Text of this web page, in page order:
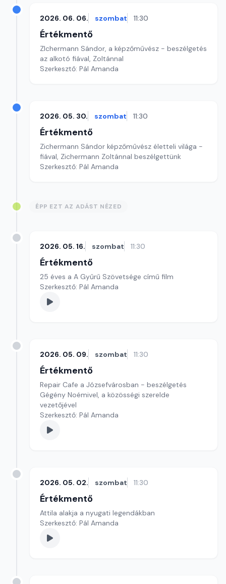
2026. 06. 06. szombat 11:30
Értékmentő
ZIchermann Sándor, a képzőművész - beszélgetés
az alkotó fiával, Zoltánnal
Szerkesztő: Pál Amanda
2026. 05. 30. szombat 11:30
Értékmentő
Zichermann Sándor képzőművész életteli világa -
fiával, Zichermann Zoltánnal beszélgettünk
Szerkesztő: Pál Amanda
ÉPP EZT AZ ADÁST NÉZED
2026. 05. 16. szombat 11:30
Értékmentő
25 éves a A Gyűrű Szövetsége című film
Szerkesztő: Pál Amanda
2026. 05. 09. szombat 11:30
Értékmentő
Repair Cafe a Józsefvárosban - beszélgetés
Gégény Noémivel, a közösségi szerelde
vezetőjével
Szerkesztő: Pál Amanda
2026. 05. 02. szombat 11:30
Értékmentő
Attila alakja a nyugati legendákban
Szerkesztő: Pál Amanda